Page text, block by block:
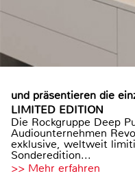
und präsentieren die
LIMITED EDITION
Die Rockgruppe Deep
Audiounternehmen
exklusive, weltweit
Sonderedition...
>> Mehr erfahren